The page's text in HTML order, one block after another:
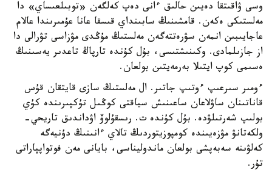
وسى ۋاقىتقا دەيىن حالىق ءانى دەپ كەلگەن «توبىلعىساي» دا
مەلستىكى ەكەن. قامشىنىڭ سابىنداي قىسقا عانا عۇمىرىندا عالام
عاجايىبىن انمەن سۋرەتتەگەن مەلستىڭ مۇڭدى مۋزاسى تۋرالى دا
از جازىلمادى. وكىنىشتىسى، بۇل كۇندە تارپاڭ تاعدىر يەسىنىڭ
ەسىمى كوپ ايتىلا بەرمەيتىن بولعان.
ءومىر سىرعىپ ءوتىپ جاتىر. ال مەلستىڭ سازى قايتقان قۇس
قاناتىنان ساۋلاعان ساعىنىش سياقتى كوڭىل تۇكپىرىندە كۇي
بولىپ شەرتىلۋدە. بۇل كۇندە ت. رىسقۇلوۆ اۋداندىق تاريحي-
ولكەتانۋ مۋزەيىندە كومپوزيتوردىڭ تالاي ءانىنىڭ دۇنيەگە
كەلۋىنە سەبەپشى بولعان ماندوليناسى، بايانى مەن فوتواپپاراتى
تۇر.